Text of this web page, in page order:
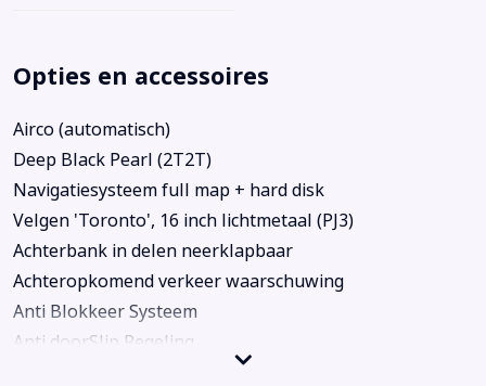
Opties en accessoires
Airco (automatisch)
Deep Black Pearl (2T2T)
Navigatiesysteem full map + hard disk
Velgen 'Toronto', 16 inch lichtmetaal (PJ3)
Achterbank in delen neerklapbaar
Achteropkomend verkeer waarschuwing
Anti Blokkeer Systeem
Anti doorSlip Regeling